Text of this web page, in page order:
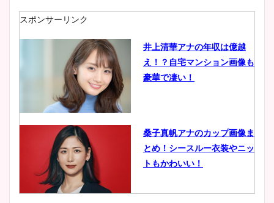
スポンサーリンク
井上清華アナの年収は億越
え！？自宅マンション画像も
豪華で凄い！
桑子真帆アナのカップ画像ま
とめ！シースルー衣装やニッ
トもかわいい！